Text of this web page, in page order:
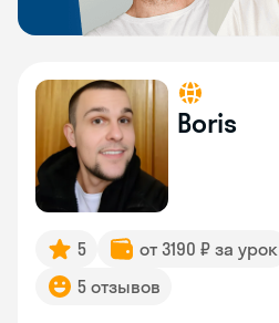
Boris
5 от 3190 ₽ за урок
5 отзывов